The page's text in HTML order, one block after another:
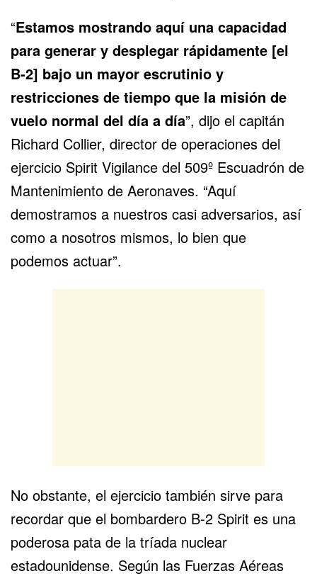
“Estamos mostrando aquí una capacidad
para generar y desplegar rápidamente [el
B-2] bajo un mayor escrutinio y
restricciones de tiempo que la misión de
vuelo normal del día a día”, dijo el capitán
Richard Collier, director de operaciones del
ejercicio Spirit Vigilance del 509º Escuadrón de
Mantenimiento de Aeronaves. “Aquí
demostramos a nuestros casi adversarios, así
como a nosotros mismos, lo bien que
podemos actuar”.
No obstante, el ejercicio también sirve para
recordar que el bombardero B-2 Spirit es una
poderosa pata de la tríada nuclear
estadounidense. Según las Fuerzas Aéreas